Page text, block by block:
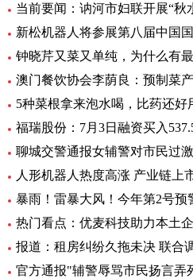
新松机器人将参展第八届中国
钟晓芹又菜又单纯，为什么有
5种菜根拿来泡水喝，比药还好
暴雨！雷暴大风！今年第2号预
热门看点：优麦科技助力本土
报道：租房纠纷久拖未决 联合